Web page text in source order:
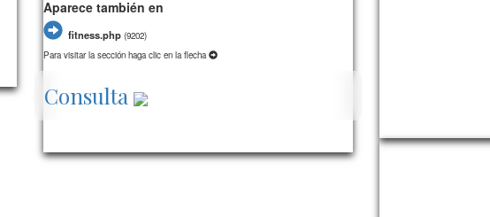
Aparece también en
fitness.php (9202)
Para visitar la sección haga clic en la flecha
Consulta